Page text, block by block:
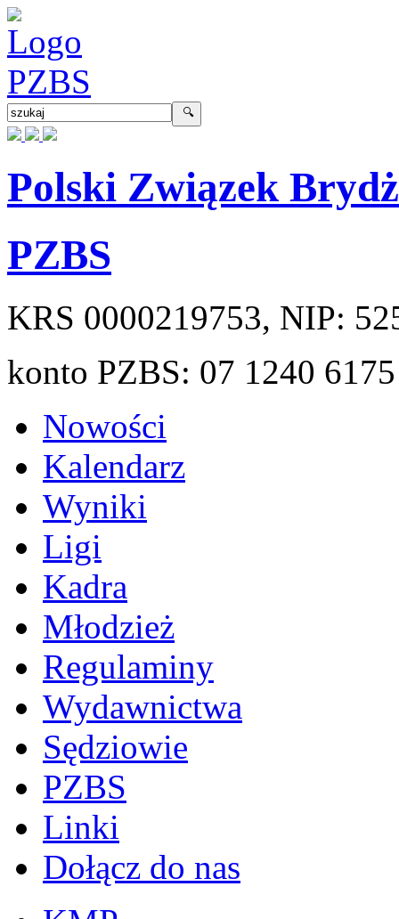
Polski Związek
PZBS
KRS 0000219753, NIP:
konto PZBS: 07 1240
Nowości
Kalendarz
Wyniki
Ligi
Kadra
Młodzież
Regulaminy
Wydawnictwa
Sędziowie
PZBS
Linki
Dołącz do nas